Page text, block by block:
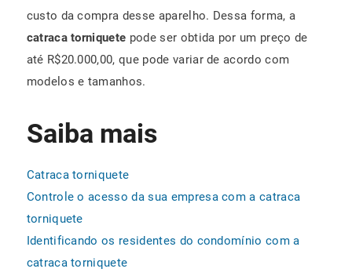
custo da compra desse aparelho. Dessa forma, a
catraca torniquete pode ser obtida por um preço de
até R$20.000,00, que pode variar de acordo com
modelos e tamanhos.
Saiba mais
Catraca torniquete
Controle o acesso da sua empresa com a catraca
torniquete
Identificando os residentes do condomínio com a
catraca torniquete